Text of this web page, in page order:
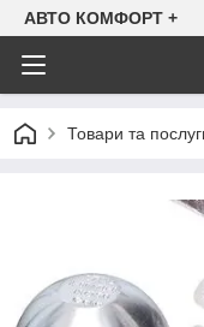
АВТО КОМФОРТ +
Товари та